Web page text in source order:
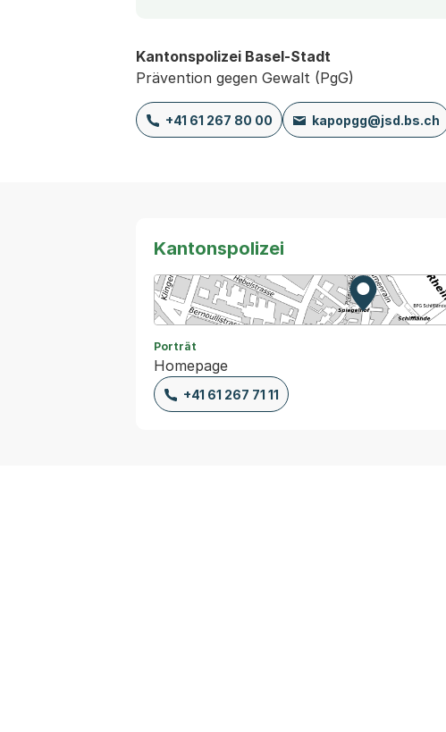
Kantonspolizei Basel-Stadt
Prävention gegen Gewalt (PgG)
+41 61 267 80 00 kapopgg@jsd.bs.ch
Kantonspolizei
Zur Karte
Externer
Porträt
Homepage
+41 61 267 71 11